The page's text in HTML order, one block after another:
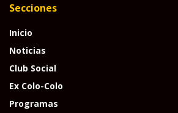
Secciones
Inicio
Noticias
Club Social
Ex Colo-Colo
Programas